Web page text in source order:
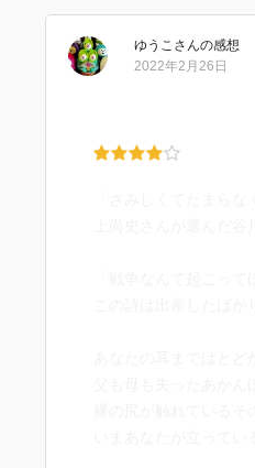
知ってるつもりでいて
ゆうこ さんの感想
2022年2月26日